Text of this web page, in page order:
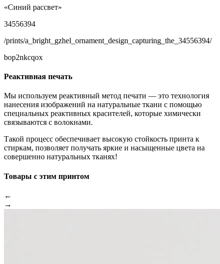
«Синий рассвет»
34556394
/prints/a_bright_gzhel_ornament_design_capturing_the_34556394/
bop2nkcqox
Реактивная печать
Мы используем реактивный метод печати — это технология
нанесения изображений на натуральные ткани с помощью
специальных реактивных красителей, которые химически
связываются с волокнами.
Такой процесс обеспечивает высокую стойкость принта к
стиркам, позволяет получать яркие и насыщенные цвета на
совершенно натуральных тканях!
Товары с этим принтом
←
→